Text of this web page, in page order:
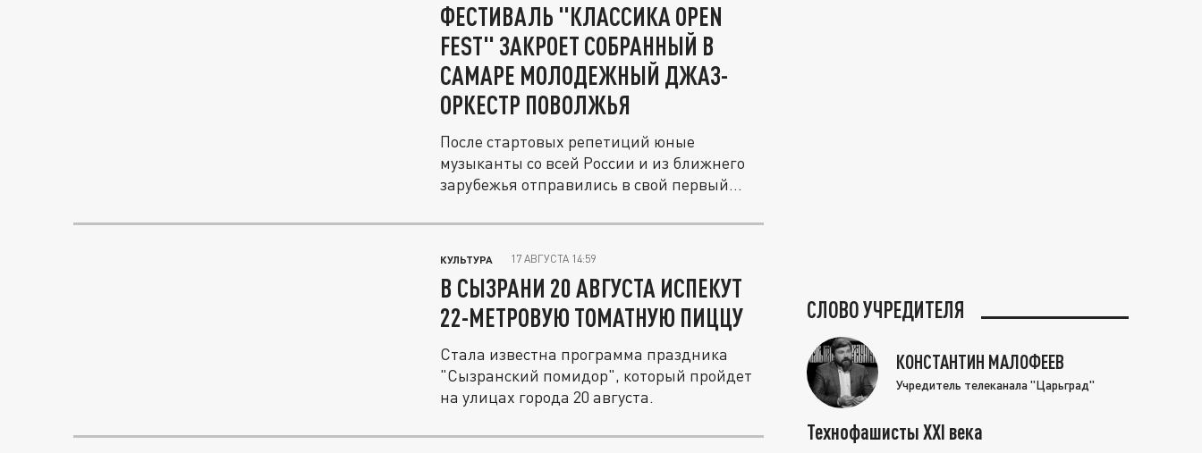
ФЕСТИВАЛЬ "КЛАССИКА OPEN
FEST" ЗАКРОЕТ СОБРАННЫЙ В
САМАРЕ МОЛОДЕЖНЫЙ ДЖАЗ-
ОРКЕСТР ПОВОЛЖЬЯ
После стартовых репетиций юные
музыканты со всей России и из ближнего
зарубежья отправились в свой первый...
КУЛЬТУРА 17 АВГУСТА 14:59
В СЫЗРАНИ 20 АВГУСТА ИСПЕКУТ
22-МЕТРОВУЮ ТОМАТНУЮ ПИЦЦУ
Стала известна программа праздника
"Сызранский помидор", который пройдет
на улицах города 20 августа.
СЛОВО УЧРЕДИТЕЛЯ
КОНСТАНТИН МАЛОФЕЕВ
Учредитель телеканала "Царьград"
Технофашисты XXI века